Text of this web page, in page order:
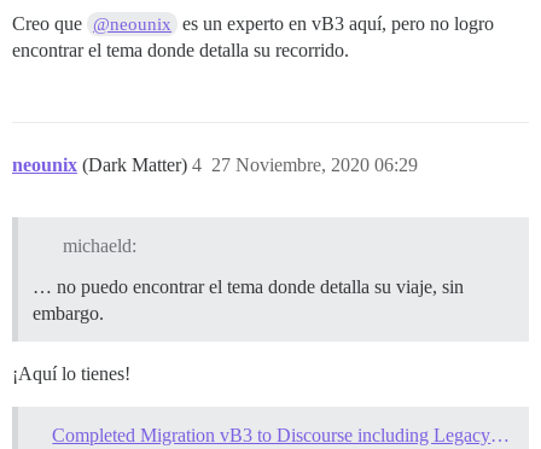
Creo que @neounix
es un experto en vB3 aquí, pero no logro
encontrar el tema donde detalla su recorrido.
neounix (Dark Matter) 27 Noviembre, 2020 06:29
4
michaeld:
… no puedo encontrar el tema donde detalla su viaje, sin
embargo.
¡Aquí lo tienes!
Completed Migration vB3 to Discourse including Legacy vB3 Thank You to Likes